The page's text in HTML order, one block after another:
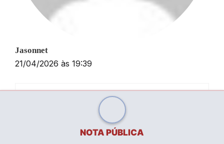
Jasonnet
21/04/2026 às 19:39
medicine online
NOTA PÚBLICA